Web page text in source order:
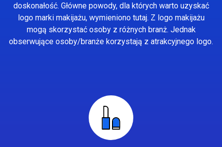
doskonałość. Główne powody, dla których warto uzyskać
logo marki makijażu, wymieniono tutaj. Z logo makijażu
mogą skorzystać osoby z różnych branż. Jednak
obserwujące osoby/branże korzystają z atrakcyjnego logo.